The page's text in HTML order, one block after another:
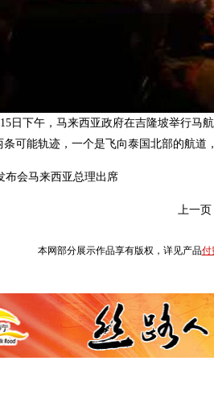
日下午，马来西亚政府在吉隆坡举行
可能轨迹，一个是飞向泰国北部的航道
布会马来西亚总理出席
上一页
本网部分展示作品享有版权，详见产品付